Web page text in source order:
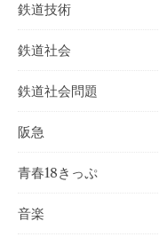
鉄道技術
鉄道社会
鉄道社会問題
阪急
青春18きっぷ
音楽